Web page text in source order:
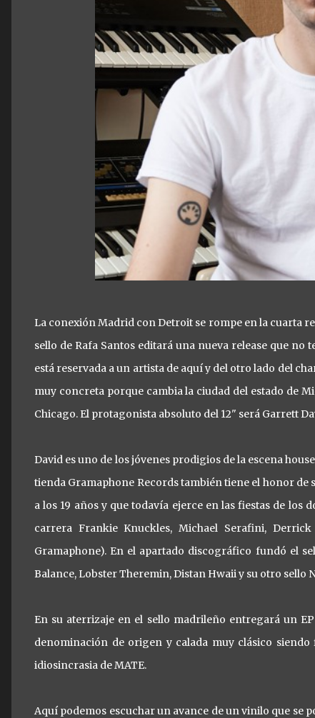
La conexión Madrid con Detroit se rompe en la cuarta
sello de Rafa Santos editará una nueva release que
está reservada a un artista de aquí y del otro lado del
muy concreta porque cambia la ciudad del estado de
Chicago. El protagonista absoluto del 12" será Garrett
David es uno de los jóvenes prodigios de la escena
tienda Gramaphone Records también tiene el honor
a los 19 años y que todavía ejerce en las fiestas de los
carrera Frankie Knuckles, Michael Serafini,
Gramaphone). En el apartado discográfico fundó el
Balance, Lobster Theremin, Distan Hwaii y su otro sello
En su aterrizaje en el sello madrileño entregará un
denominación de origen y calada muy clásico
idiosincrasia de MATE.
Aquí podemos escuchar un avance de un vinilo que se